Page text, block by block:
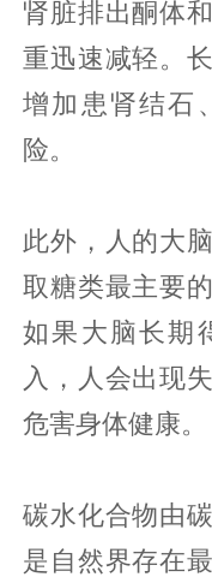
肾脏排出酮体
重迅速减轻。
增加患肾结石
险。
此外，人的大
取糖类最主要
如果大脑长期
入，人会出现
危害身体健康。
碳水化合物由
是自然界存在